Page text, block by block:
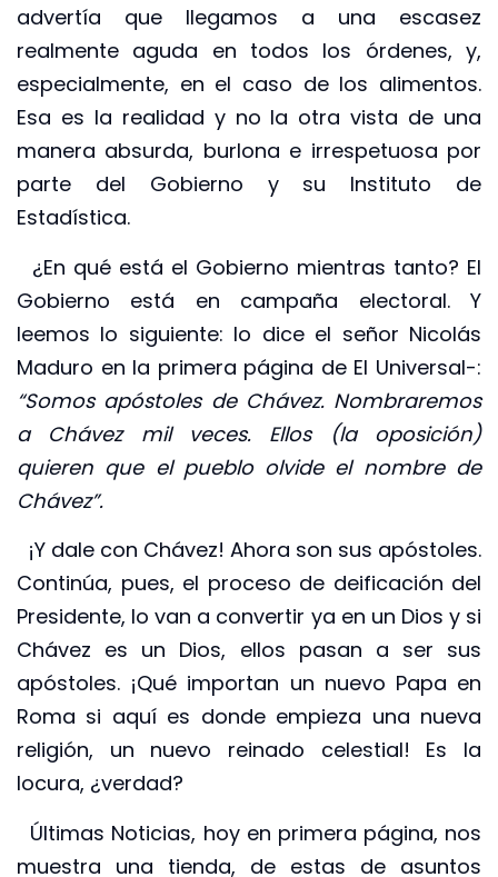
advertía que llegamos a una escasez
realmente aguda en todos los órdenes, y,
especialmente, en el caso de los alimentos.
Esa es la realidad y no la otra vista de una
manera absurda, burlona e irrespetuosa por
parte del Gobierno y su Instituto de
Estadística.
¿En qué está el Gobierno mientras tanto? El
Gobierno está en campaña electoral. Y
leemos lo siguiente: lo dice el señor Nicolás
Maduro en la primera página de El Universal-:
“Somos apóstoles de Chávez. Nombraremos
a Chávez mil veces. Ellos (la oposición)
quieren que el pueblo olvide el nombre de
Chávez”.
¡Y dale con Chávez! Ahora son sus apóstoles.
Continúa, pues, el proceso de deificación del
Presidente, lo van a convertir ya en un Dios y si
Chávez es un Dios, ellos pasan a ser sus
apóstoles. ¡Qué importan un nuevo Papa en
Roma si aquí es donde empieza una nueva
religión, un nuevo reinado celestial! Es la
locura, ¿verdad?
Últimas Noticias, hoy en primera página, nos
muestra una tienda, de estas de asuntos